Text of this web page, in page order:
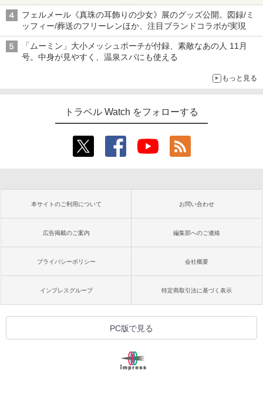
フェルメール《真珠の耳飾りの少女》展のグッズ公開。図録/ミ
ッフィー/葬送のフリーレンほか、注目ブランドコラボが実現
「ムーミン」大小メッシュポーチが付録、素敵なあの人 11月
号。中身が見やすく、温泉スパにも使える
もっと見る
トラベル Watch をフォローする
本サイトのご利用について お問い合わせ
広告掲載のご案内 編集部へのご連絡
プライバシーポリシー 会社概要
インプレスグループ 特定商取引法に基づく表示
PC版で見る